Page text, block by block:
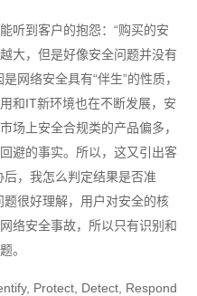
听到客户的抱怨：“购买的安
大，但是好像安全问题并没有
网络安全具有“伴生”的性质，
和IT新环境也在不断发展，安
场上安全合规类的产品偏多，
避的事实。所以，这又引出客
，我怎么判定结果是否准
很好理解，用户对安全的核
络安全事故，所以只有识别和
。
Protect, Detect, Respond